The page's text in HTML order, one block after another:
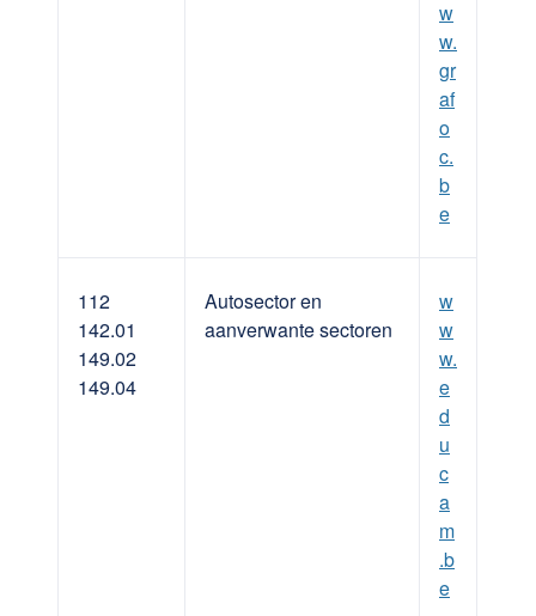
w
w.
gr
af
o
c.
b
e
112
142.01
149.02
149.04
Autosector en
aanverwante sectoren
w
w
w.
e
d
u
c
a
m
.b
e